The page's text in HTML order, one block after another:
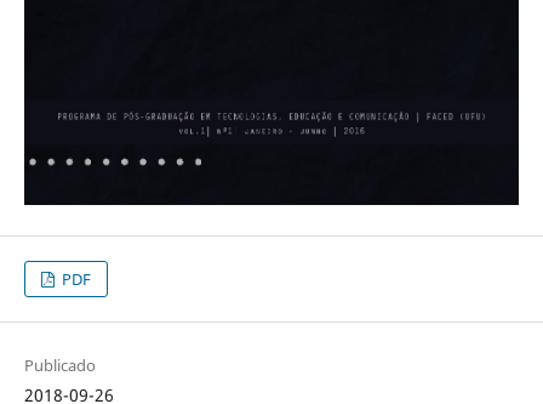
PDF
Publicado
2018-09-26